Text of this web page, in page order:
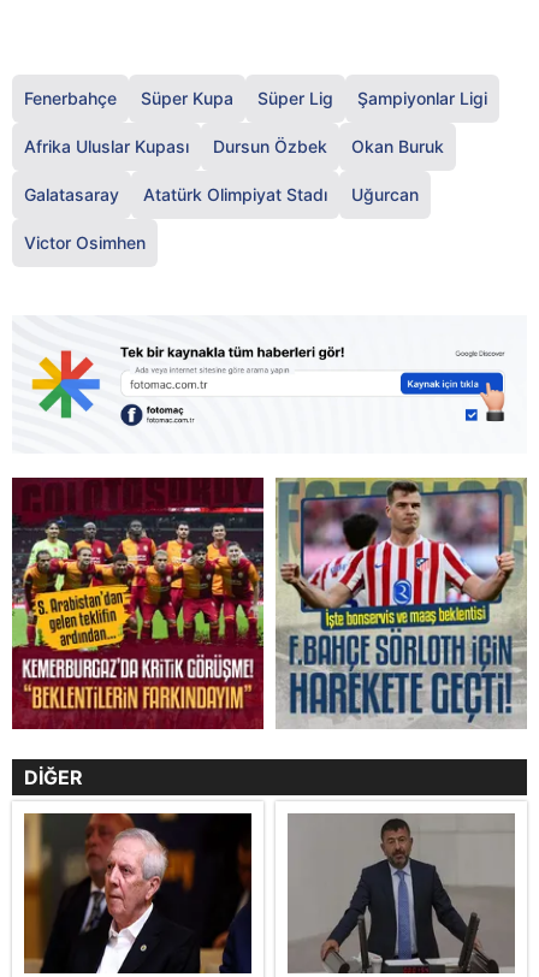
Fenerbahçe Süper Kupa Süper Lig Şampiyonlar Ligi
Afrika Uluslar Kupası Dursun Özbek Okan Buruk
Galatasaray Atatürk Olimpiyat Stadı Uğurcan
Victor Osimhen
DİĞER